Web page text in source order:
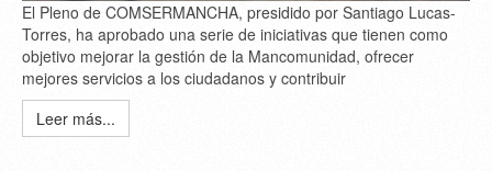
El Pleno de COMSERMANCHA, presidido por Santiago Lucas-
Torres, ha aprobado una serie de iniciativas que tienen como
objetivo mejorar la gestión de la Mancomunidad, ofrecer
mejores servicios a los ciudadanos y contribuir
Leer más...